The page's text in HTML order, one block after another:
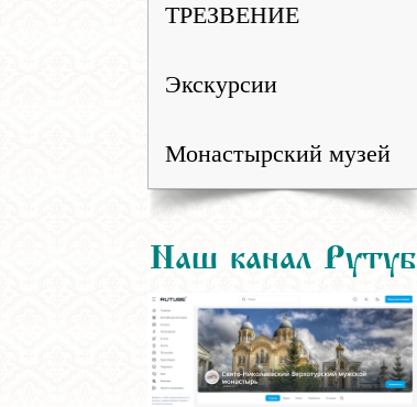
ТРЕЗВЕНИЕ
Экскурсии
Монастырский музей
Наш канал Рутуб